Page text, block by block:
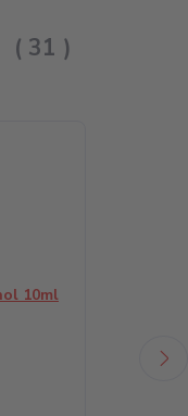
31